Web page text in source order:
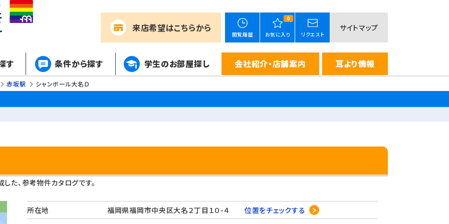
来店希望はこちらから
閲覧履歴
0
お気に入り リクエスト
サイトマップ
す 条件から探す 学生のお部屋探し 会社紹介・店舗案内 耳より情報
赤坂駅 シャンボール大名Ｄ
、参考物件カタログです。
所在地 福岡県福岡市中央区大名２丁目１０-４ 位置をチェックする